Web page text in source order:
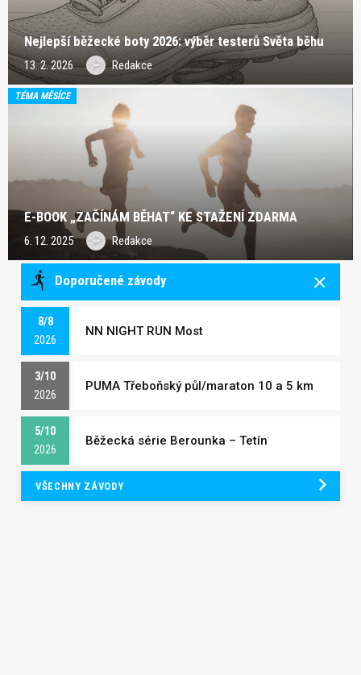
Nejlepší běžecké boty 2026: výběr testerů Světa běhu
13. 2. 2026 Redakce
TÉMA MĚSÍCE
E-BOOK „ZAČÍNÁM BĚHAT“ KE STAŽENÍ ZDARMA
6. 12. 2025 Redakce
Doporučené závody
8/8
2026
NN NIGHT RUN Most
3/10
2026
PUMA Třeboňský půl/maraton 10 a 5 km
5/10
2026
Běžecká série Berounka – Tetín
VŠECHNY ZÁVODY